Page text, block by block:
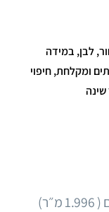
2.5*2.5, בצבע שחור, לבן, במידה
ומקלחת, חיפוי
שינה
(
1.996מ״ר)